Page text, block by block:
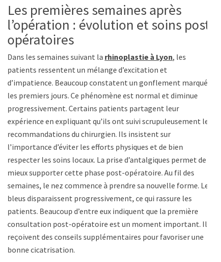
Les premières semaines après
l’opération : évolution et soins post-
opératoires
Dans les semaines suivant la rhinoplastie à Lyon, les
patients ressentent un mélange d’excitation et
d’impatience. Beaucoup constatent un gonflement marqué
les premiers jours. Ce phénomène est normal et diminue
progressivement. Certains patients partagent leur
expérience en expliquant qu’ils ont suivi scrupuleusement les
recommandations du chirurgien. Ils insistent sur
l’importance d’éviter les efforts physiques et de bien
respecter les soins locaux. La prise d’antalgiques permet de
mieux supporter cette phase post-opératoire. Au fil des
semaines, le nez commence à prendre sa nouvelle forme. Les
bleus disparaissent progressivement, ce qui rassure les
patients. Beaucoup d’entre eux indiquent que la première
consultation post-opératoire est un moment important. Ils
reçoivent des conseils supplémentaires pour favoriser une
bonne cicatrisation.